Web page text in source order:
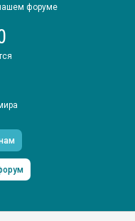
форуме